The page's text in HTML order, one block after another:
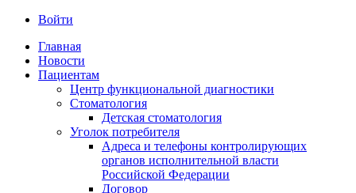
Войти
Главная
Новости
Пациентам
Центр функциональной диагностики
Стоматология
Детская стоматология
Уголок потребителя
Адреса и телефоны контролирующих
органов исполнительной власти
Российской Федерации
Договор